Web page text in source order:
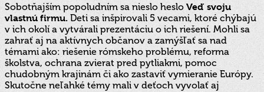
Sobotňajším popoludním sa nieslo hesloVeď svoju
vlastnú firmu.Deti sa inšpirovali 5 vecami, ktoré chýbajú
v ich okolí a vytvárali prezentáciu o ich riešení. Mohli sa
zahrať aj na aktívnych občanov a zamýšľať sa nad
témami ako: riešenie rómskeho problému, reforma
školstva, ochrana zvierat pred pytliakmi, pomoc
chudobným krajinám či ako zastaviť vymieranie Európy.
Skutočne neľahké témy mali v deťoch vyvolať aj